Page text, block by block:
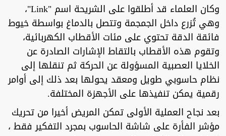
وكان العلماء قد أطلقوا على الشريحة اسم "Link"،
وهي تُزرع داخل الجمجمة وتتصل بالدماغ بواسطة خيوط
فائقة الدقة تحتوي على مئات الأقطاب الكهربائية،
وتقوم هذه الأقطاب بالتقاط الإشارات الصادرة عن
الخلايا العصبية المسؤولة عن الحركة ثم تنقلها إلى
نظام حاسوبي طويل ومعقد يحولها بعد ذلك إلى أوامر
رقمية يمكن تنفيذها على الأجهزة المختلفة.
بعد نجاح العملية الأولى تمكن المريض أخيرا من تحريك
مؤشر الفأرة على شاشة الحاسوب بمجرد التفكير فقط ،